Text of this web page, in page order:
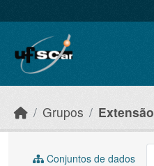
Grupos Extensão
Conjuntos de dados